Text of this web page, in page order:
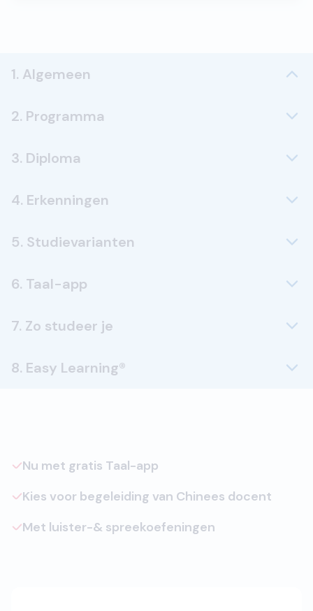
1. Algemeen
2. Programma
3. Diploma
4. Erkenningen
5. Studievarianten
6. Taal-app
7. Zo studeer je
8. Easy Learning®
Nu met gratis Taal-app
Kies voor begeleiding van Chinees docent
Met luister-& spreekoefeningen